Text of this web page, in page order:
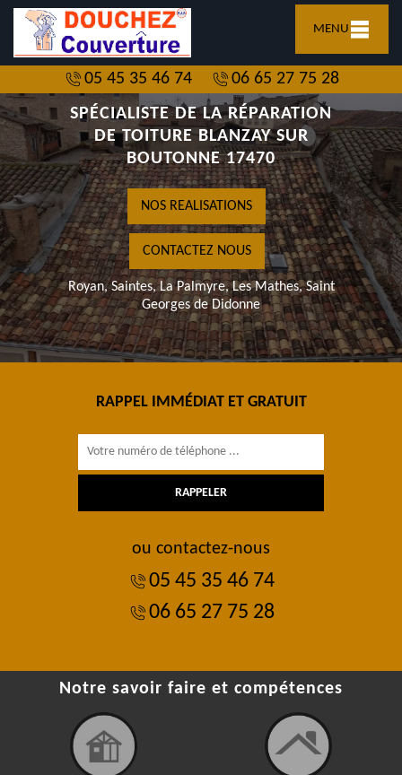
MENU
05 45 35 46 74
06 65 27 75 28
SPÉCIALISTE DE LA RÉPARATION
DE TOITURE BLANZAY SUR
BOUTONNE 17470
NOS REALISATIONS
CONTACTEZ NOUS
Royan, Saintes, La Palmyre, Les Mathes, Saint
Georges de Didonne
RAPPEL IMMÉDIAT ET GRATUIT
ou contactez-nous
05 45 35 46 74
06 65 27 75 28
Notre savoir faire et compétences